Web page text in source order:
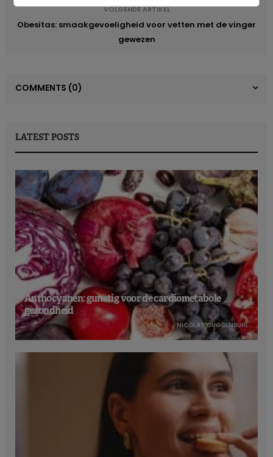
VOLGENDE ARTIKEL
Obesitas: smaakgevoeligheid voor vetten met de vinger
gewezen
COMMENTS (0)
LATEST POSTS
Anthocyanen: gunstig voor de cardiometabole
gezondheid
NICOLAS GUGGENBÜHL